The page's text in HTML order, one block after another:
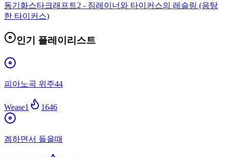
동기화스타크래프트2 - 짐레이너와 타이커스의 레슬링 (음탕
한 타이커스)
인기 플레이리스트
피아노곡 위주44
Wease1 1646
겜하면서 들을때